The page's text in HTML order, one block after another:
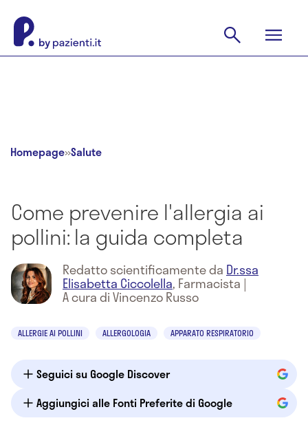
Homepage»Salute
Come prevenire l'allergia ai
pollini: la guida completa
Redatto scientificamente da Dr.ssa
Elisabetta Ciccolella, Farmacista |
A cura di Vincenzo Russo
ALLERGIE AI POLLINI ALLERGOLOGIA APPARATO RESPIRATORIO
Seguici su Google Discover
Aggiungici alle Fonti Preferite di Google